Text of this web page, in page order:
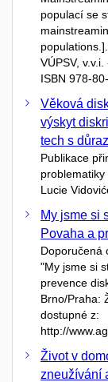
populací se
VÚPSV,
ISBN 978-
Věková
výskyt
tech s
Publikace
Lucie
My jsme si
Povaha a
Doporučená
"My jsme si
prevence
Brno/Praha:
dostupné z:
http://
Život v
zneužívání